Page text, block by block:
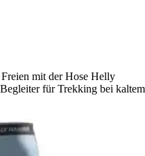
mit der Hose Helly
für Trekking bei kaltem